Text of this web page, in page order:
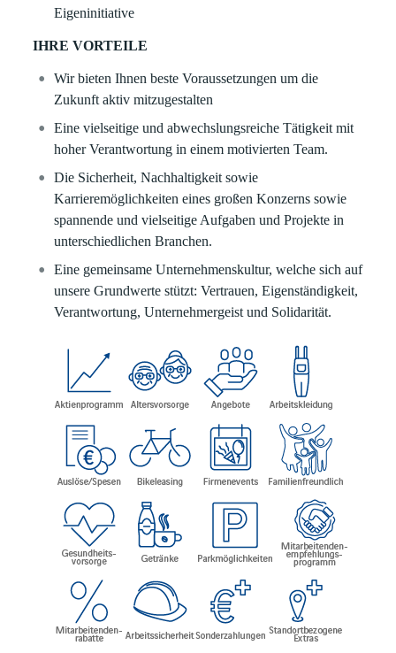
Eigeninitiative
IHRE VORTEILE
Wir bieten Ihnen beste Voraussetzungen um die
Zukunft aktiv mitzugestalten
Eine vielseitige und abwechslungsreiche Tätigkeit mit
hoher Verantwortung in einem motivierten Team.
Die Sicherheit, Nachhaltigkeit sowie
Karrieremöglichkeiten eines großen Konzerns sowie
spannende und vielseitige Aufgaben und Projekte in
unterschiedlichen Branchen.
Eine gemeinsame Unternehmenskultur, welche sich auf
unsere Grundwerte stützt: Vertrauen, Eigenständigkeit,
Verantwortung, Unternehmergeist und Solidarität.